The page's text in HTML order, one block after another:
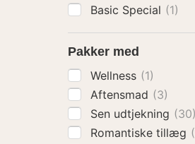
Basic Special (1)
Pakker med
Wellness (1)
Aftensmad (3)
Sen udtjekning (30)
Romantiske tillæg